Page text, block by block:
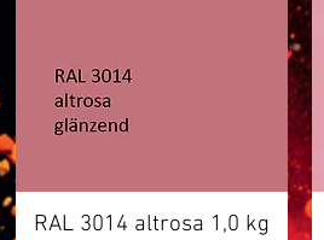
Schnellansicht
RAL 3014 altrosa 1,0 kg